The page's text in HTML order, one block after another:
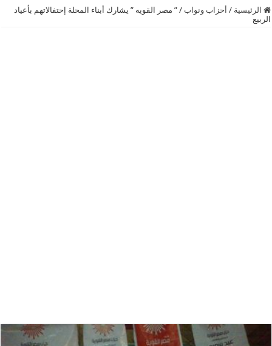
الرئيسية / أحزاب ونواب / ” مصر القويه ” يشارك أبناء المحلة إحتفالاتهم بأعياد
الربيع